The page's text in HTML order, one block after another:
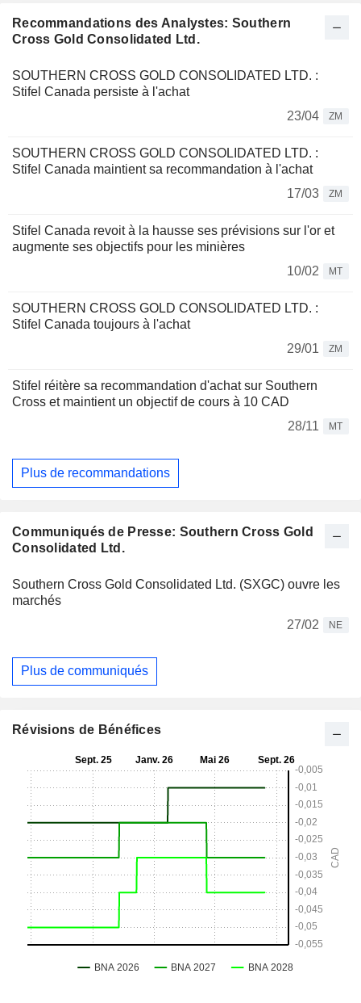
Recommandations des Analystes: Southern
Cross Gold Consolidated Ltd.
SOUTHERN CROSS GOLD CONSOLIDATED LTD. :
Stifel Canada persiste à l'achat
23/04
ZM
SOUTHERN CROSS GOLD CONSOLIDATED LTD. :
Stifel Canada maintient sa recommandation à l'achat
17/03
ZM
Stifel Canada revoit à la hausse ses prévisions sur l'or et
augmente ses objectifs pour les minières
10/02
MT
SOUTHERN CROSS GOLD CONSOLIDATED LTD. :
Stifel Canada toujours à l'achat
29/01
ZM
Stifel réitère sa recommandation d'achat sur Southern
Cross et maintient un objectif de cours à 10 CAD
28/11
MT
Plus de recommandations
Communiqués de Presse: Southern Cross Gold
Consolidated Ltd.
Southern Cross Gold Consolidated Ltd. (SXGC) ouvre les
marchés
27/02
NE
Plus de communiqués
Révisions de Bénéfices